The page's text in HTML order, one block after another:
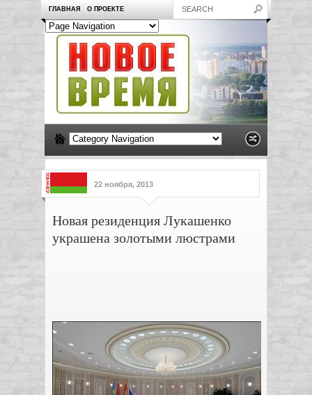
ГЛАВНАЯ О ПРОЕКТЕ
22 ноября, 2013
Новая резиденция Лукашенко
украшена золотыми люстрами